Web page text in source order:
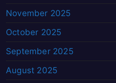
November 2025
October 2025
September 2025
August 2025